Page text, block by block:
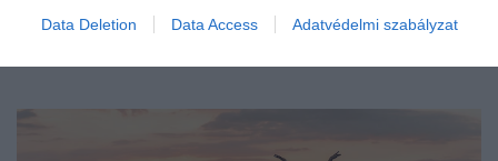
Data Deletion Data Access Adatvédelmi szabályzat